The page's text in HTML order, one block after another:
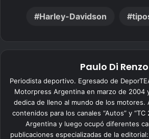
Harley-Davidson
Paulo Di Renzo
Periodista deportivo. Egresado de
Motorpress Argentina en marzo de 2004
dedica de lleno al mundo de los motores.
contenidos para los canales “Autos” y
Argentina y luego ocupó diferentes
publicaciones especializadas de la